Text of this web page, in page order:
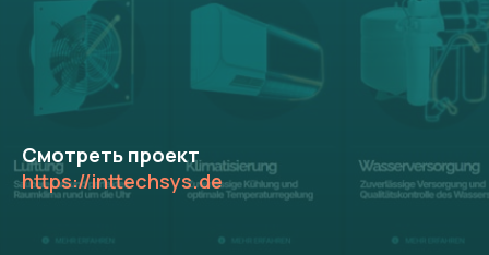
Смотреть проект
https://inttechsys.de